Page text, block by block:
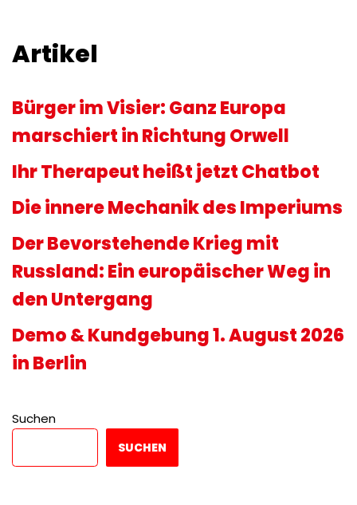
Artikel
Bürger im Visier: Ganz Europa
marschiert in Richtung Orwell
Ihr Therapeut heißt jetzt Chatbot
Die innere Mechanik des Imperiums
Der Bevorstehende Krieg mit
Russland: Ein europäischer Weg in
den Untergang
Demo & Kundgebung 1. August 2026
in Berlin
Suchen
SUCHEN